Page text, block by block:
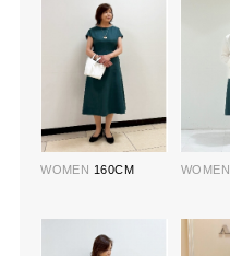
WOMEN 160CM WOMEN